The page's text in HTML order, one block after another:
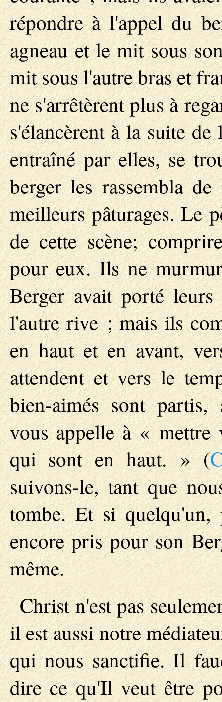
répondre à l'appel du
agneau et le mit sous
mit sous l'autre bras et
ne s'arrêtèrent plus à
s'élancèrent à la suite
entraîné par elles, se
berger les rassembla
meilleurs pâturages. Le
de cette scène;
pour eux. Ils ne
Berger avait porté
l'autre rive ; mais ils
en haut et en avant,
attendent et vers le
bien-aimés sont partis,
vous appelle à « mettre
qui sont en haut. » (
suivons-le, tant que
tombe. Et si quelqu'un,
encore pris pour son
même.
Christ n'est pas
il est aussi notre
qui nous sanctifie. Il
dire ce qu'Il veut être